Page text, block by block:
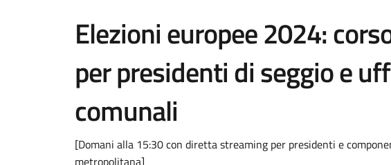
Elezioni europee 2024:
per presidenti di seggio e
comunali
[Domani alla 15:30 con diretta streaming per presidenti e
metropolitana]